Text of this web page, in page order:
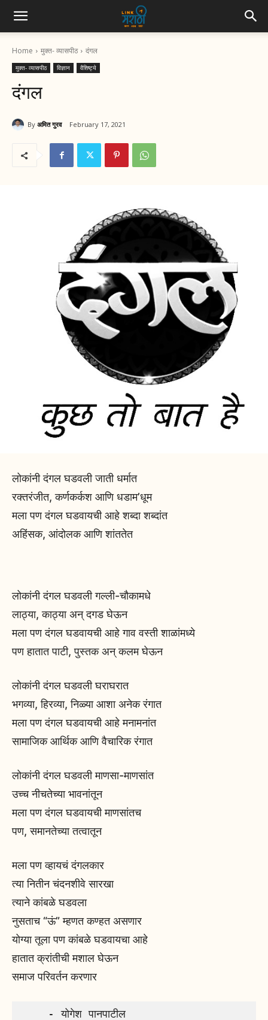
Home मुक्त- व्यासपीठ दंगल
मुक्त- व्यासपीठ विज्ञान वैशिष्ट्ये
दंगल
By अमित गुरव February 17, 2021
लोकांनी दंगल घडवली जाती धर्मात
रक्तरंजीत, कर्णकर्कश आणि धडाम’धूम
मला पण दंगल घडवायची आहे शब्दा शब्दांत
अहिंसक, आंदोलक आणि शांततेत
लोकांनी दंगल घडवली गल्ली-चौकामधे
लाठ्या, काठ्या अन् दगड घेऊन
मला पण दंगल घडवायची आहे गाव वस्ती शाळांमध्ये
पण हातात पाटी, पुस्तक अन् कलम घेऊन
लोकांनी दंगल घडवली घराघरात
भगव्या, हिरव्या, निळ्या आशा अनेक रंगात
मला पण दंगल घडवायची आहे मनामनांत
सामाजिक आर्थिक आणि वैचारिक रंगात
लोकांनी दंगल घडवली माणसा-माणसांत
उच्च नीचतेच्या भावनांतून
मला पण दंगल घडवायची माणसांतच
पण, समानतेच्या तत्वातून
मला पण व्हायचं दंगलकार
त्या नितीन चंदनशीवे सारखा
त्याने कांबळे घडवला
नुसताच “ऊं” म्हणत कण्हत असणार
योग्या तूला पण कांबळे घडवायचा आहे
हातात क्रांतीची मशाल घेऊन
समाज परिवर्तन करणार